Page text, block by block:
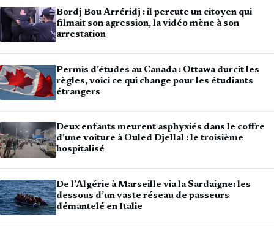
Bordj Bou Arréridj : il percute un citoyen qui
filmait son agression, la vidéo mène à son
arrestation
Permis d’études au Canada : Ottawa durcit les
règles, voici ce qui change pour les étudiants
étrangers
Deux enfants meurent asphyxiés dans le coffre
d’une voiture à Ouled Djellal : le troisième
hospitalisé
De l’Algérie à Marseille via la Sardaigne: les
dessous d’un vaste réseau de passeurs
démantelé en Italie